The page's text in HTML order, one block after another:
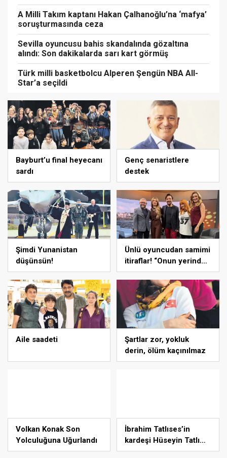
A Milli Takım kaptanı Hakan Çalhanoğlu’na ‘mafya’
soruşturmasında ceza
Sevilla oyuncusu bahis skandalında gözaltına
alındı: Son dakikalarda sarı kart görmüş
Türk milli basketbolcu Alperen Şengün NBA All-
Star’a seçildi
Bayburt’u final heyecanı
sardı
Genç senaristlere
destek
Şimdi Yunanistan
düşünsün!
Ünlü oyuncudan samimi
itiraflar! “Onun yerinde
olsaydım diye çok
düşündüm”
Aile saadeti
Şartlar zor, yokluk
derin, ölüm kaçınılmaz
Volkan Konak Son
Yolculuğuna Uğurlandı
İbrahim Tatlıses’in
kardeşi Hüseyin Tatlı
isyan etti